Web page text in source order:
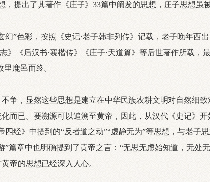
，提出了其著作《庄子》33篇中阐发的思想，庄子思想虽
色彩，按照《史记·老子韩非列传》记载，老子晚年西出
》《后汉书·襄楷传》《庄子·天道篇》等后世著作所载，
鹿邑而终。
争，显然这些思想是建立在中华民族农耕文明对自然细
而已。要溯源可以追溯至黄帝，因此，从汉代《史记》
经》中提到的“反者道之动”“虚静无为”等思想，与老子
篇章中也明确提到了黄帝之言：“无思无虑始知道，无处
帝的思想已经深入人心。